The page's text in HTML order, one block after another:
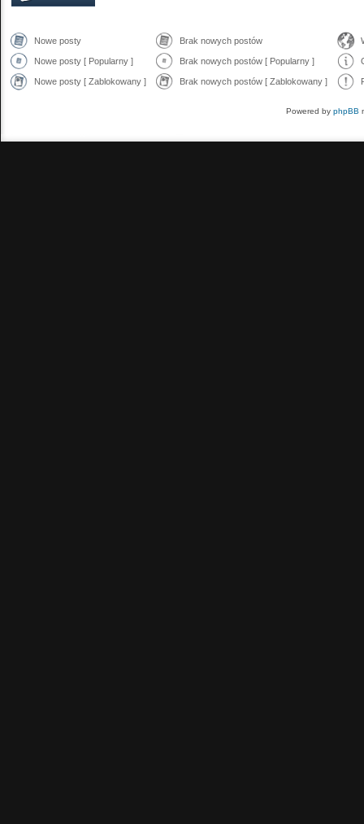
Nowe posty Brak nowych postów
Nowe posty [ Popularny ] Brak nowych postów [ Popularny ]
Nowe posty [ Zablokowany ] Brak nowych postów [ Zablokowany ]
Powered by phpBB